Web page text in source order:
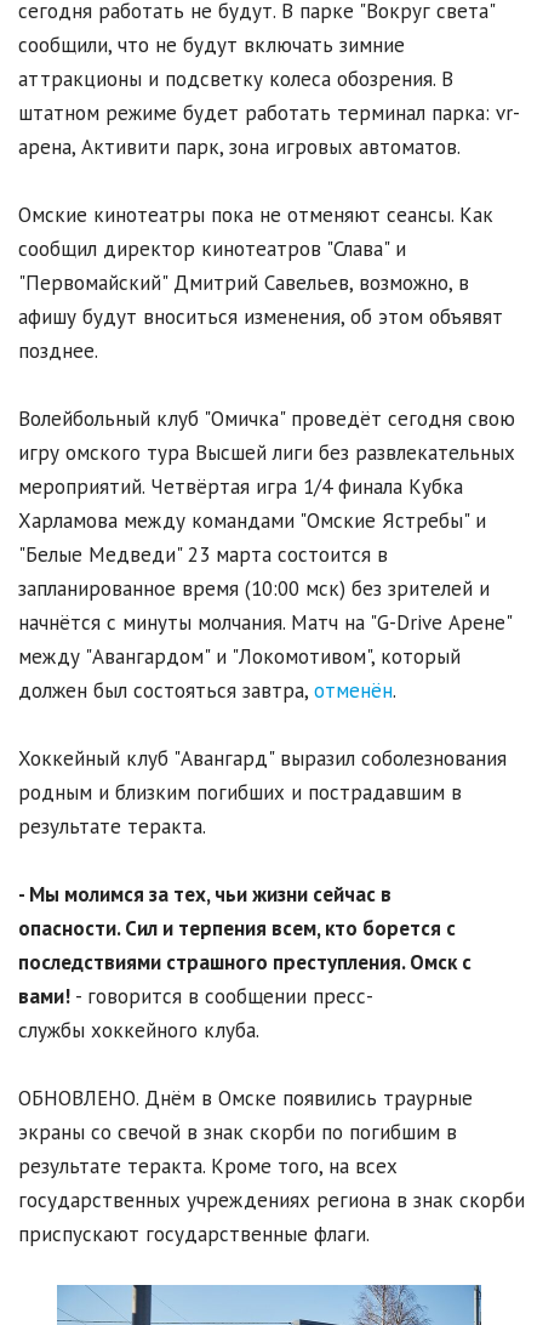
сегодня работать не будут. В парке "Вокруг света"
сообщили, что не будут включать зимние
аттракционы и подсветку колеса обозрения. В
штатном режиме будет работать терминал парка: vr-
арена, Активити парк, зона игровых автоматов.
Омские кинотеатры пока не отменяют сеансы. Как
сообщил директор кинотеатров "Слава" и
"Первомайский" Дмитрий Савельев, возможно, в
афишу будут вноситься изменения, об этом объявят
позднее.
Волейбольный клуб "Омичка" проведёт сегодня свою
игру омского тура Высшей лиги без развлекательных
мероприятий. Четвёртая игра 1/4 финала Кубка
Харламова между командами "Омские Ястребы" и
"Белые Медведи" 23 марта состоится в
запланированное время (10:00 мск) без зрителей и
начнётся с минуты молчания. Матч на "G-Drive Арене"
между "Авангардом" и "Локомотивом", который
должен был состояться завтра, отменён.
Хоккейный клуб "Авангард" выразил соболезнования
родным и близким погибших и пострадавшим в
результате теракта.
- Мы молимся за тех, чьи жизни сейчас в
опасности. Сил и терпения всем, кто борется с
последствиями страшного преступления. Омск с
вами! - говорится в сообщении пресс-
службы хоккейного клуба.
ОБНОВЛЕНО. Днём в Омске появились траурные
экраны со свечой в знак скорби по погибшим в
результате теракта. Кроме того, на всех
государственных учреждениях региона в знак скорби
приспускают государственные флаги.